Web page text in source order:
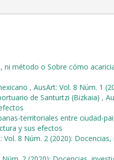
ni método o Sobre cómo
, AusArt: Vol. 8 Núm. 1
de Santurtzi (Bizkaia) ,
territoriales entre ciudad-
y sus efectos
Vol. 8 Núm. 2 (2020):